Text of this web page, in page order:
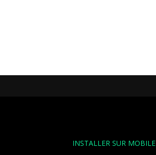
INSTALLER SUR MOBILE